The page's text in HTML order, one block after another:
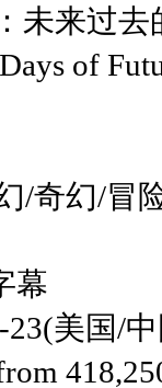
未来过
of
幻/冒
美国/中